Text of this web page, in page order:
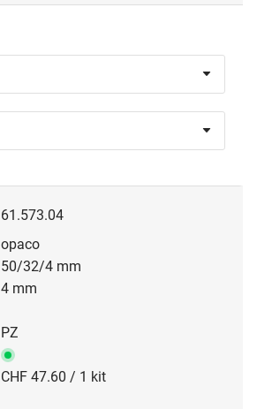
61.573.04
opaco
50/32/4 mm
4 mm
PZ
CHF 47.60 / 1 kit